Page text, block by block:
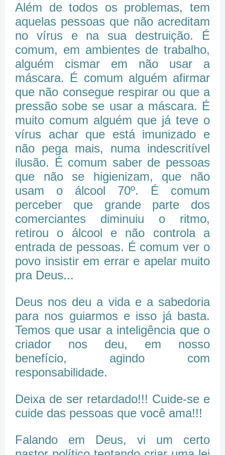
Além de todos os problemas, tem
aquelas pessoas que não acreditam
no vírus e na sua destruição. É
comum, em ambientes de trabalho,
alguém cismar em não usar a
máscara. É comum alguém afirmar
que não consegue respirar ou que a
pressão sobe se usar a máscara. É
muito comum alguém que já teve o
vírus achar que está imunizado e
não pega mais, numa indescritível
ilusão. É comum saber de pessoas
que não se higienizam, que não
usam o álcool 70º. É comum
perceber que grande parte dos
comerciantes diminuiu o ritmo,
retirou o álcool e não controla a
entrada de pessoas. É comum ver o
povo insistir em errar e apelar muito
pra Deus...
Deus nos deu a vida e a sabedoria
para nos guiarmos e isso já basta.
Temos que usar a inteligência que o
criador nos deu, em nosso
benefício, agindo com
responsabilidade.
Deixa de ser retardado!!! Cuide-se e
cuide das pessoas que você ama!!!
Falando em Deus, vi um certo